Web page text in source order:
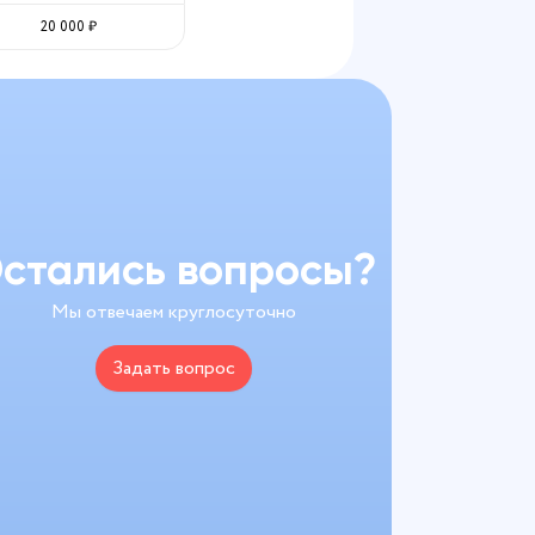
20 000 ₽
вопросы?
Мы отвечаем круглосуточно
Задать вопрос